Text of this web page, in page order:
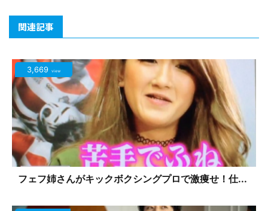
関連記事
3,669 view
フェフ姉さんがキックボクシングプロで激痩せ！仕...